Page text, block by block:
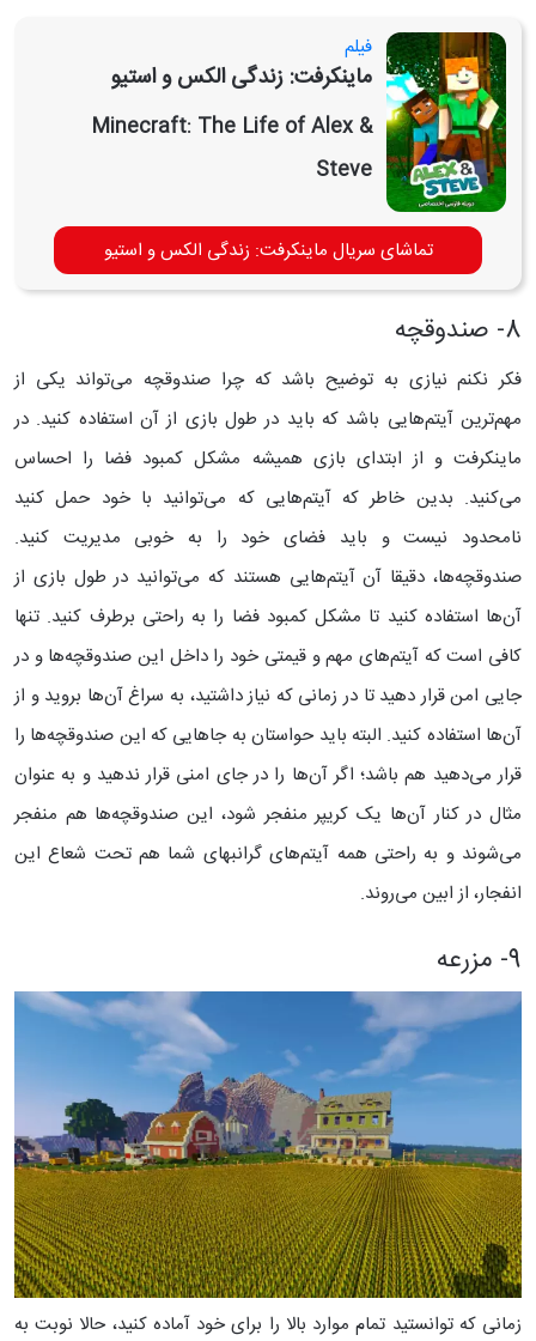
فیلم
ماینکرفت: زندگی الکس و استیو
Minecraft: The Life of Alex &
Steve
تماشای سریال ماینکرفت: زندگی الکس و استیو
8- صندوقچه
فکر نکنم نیازی به توضیح باشد که چرا صندوقچه می‌تواند یکی از
مهم‌ترین آیتم‌هایی باشد که باید در طول بازی از آن استفاده کنید. در
ماینکرفت و از ابتدای بازی همیشه مشکل کمبود فضا را احساس
می‌کنید. بدین خاطر که آیتم‌هایی که می‌توانید با خود حمل کنید
نامحدود نیست و باید فضای خود را به خوبی مدیریت کنید.
صندوقچه‌ها، دقیقا آن آیتم‌هایی هستند که می‌توانید در طول بازی از
آن‌ها استفاده کنید تا مشکل کمبود فضا را به راحتی برطرف کنید. تنها
کافی است که آیتم‌های مهم و قیمتی خود را داخل این صندوقچه‌ها و در
جایی امن قرار دهید تا در زمانی که نیاز داشتید، به سراغ آن‌ها بروید و از
آن‌ها استفاده کنید. البته باید حواستان به جاهایی که این صندوقچه‌ها را
قرار می‌دهید هم باشد؛ اگر آن‌ها را در جای امنی قرار ندهید و به عنوان
مثال در کنار آن‌ها یک کریپر منفجر شود، این صندوقچه‌ها هم منفجر
می‌شوند و به راحتی همه آیتم‌های گرانبهای شما هم تحت شعاع این
انفجار، از ابین می‌روند.
9- مزرعه
زمانی که توانستید تمام موارد بالا را برای خود آماده کنید، حالا نوبت به